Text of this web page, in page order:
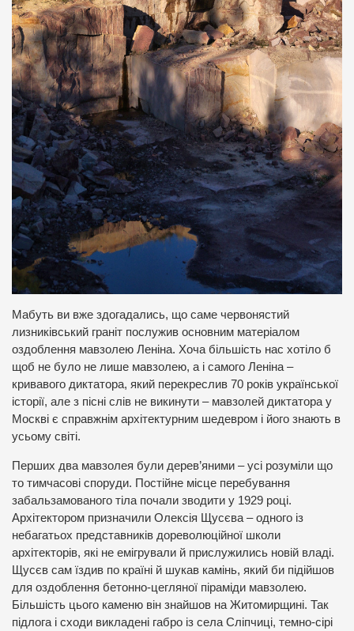
Мабуть ви вже здогадались, що саме червонястий
лизниківський граніт послужив основним матеріалом
оздоблення мавзолею Леніна. Хоча більшість нас хотіло б
щоб не було не лише мавзолею, а і самого Леніна –
кривавого диктатора, який перекреслив 70 років української
історії, але з пісні слів не викинути – мавзолей диктатора у
Москві є справжнім архітектурним шедевром і його знають в
усьому світі.
Перших два мавзолея були дерев’яними – усі розуміли що
то тимчасові споруди. Постійне місце перебування
забальзамованого тіла почали зводити у 1929 році.
Архітектором призначили Олексія Щусєва – одного із
небагатьох представників дореволюційної школи
архітекторів, які не емігрували й прислужились новій владі.
Щусєв сам їздив по країні й шукав камінь, який би підійшов
для оздоблення бетонно-цегляної піраміди мавзолею.
Більшість цього каменю він знайшов на Житомирщині. Так
підлога і сходи викладені габро із села Сліпчиці, темно-сірі